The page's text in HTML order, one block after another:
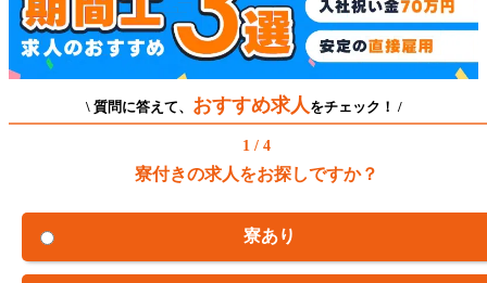
\ 質問に答えて、 おすすめ求人 をチェック！ /
1 / 4
寮付きの求人をお探しですか？
寮あり